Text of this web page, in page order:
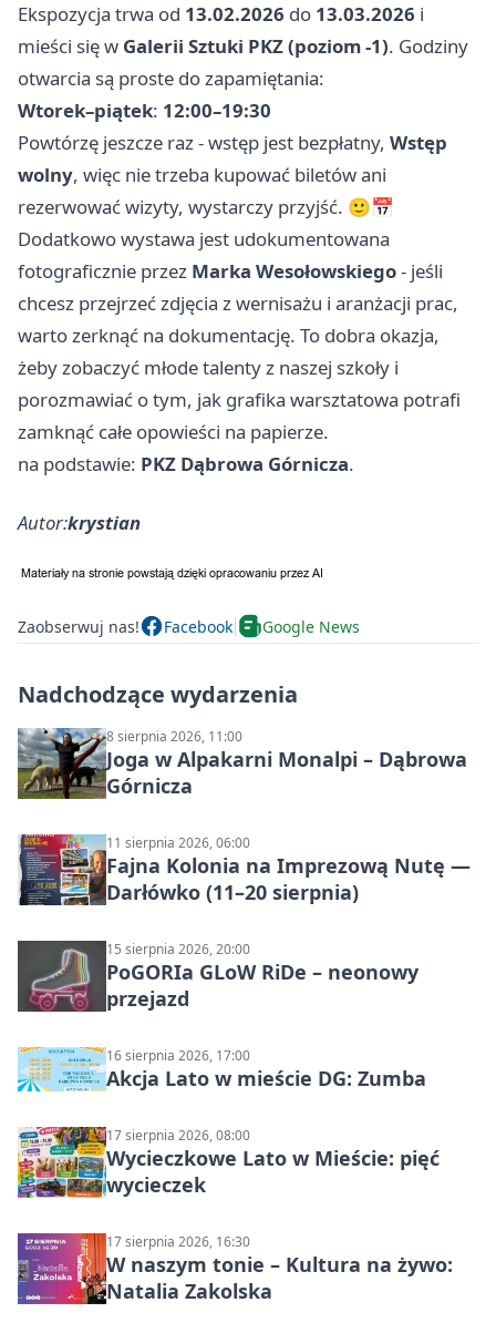
Ekspozycja trwa od 13.02.2026 do 13.03.2026 i
mieści się w Galerii Sztuki PKZ (poziom -1). Godziny
otwarcia są proste do zapamiętania:
Wtorek–piątek: 12:00–19:30
Powtórzę jeszcze raz - wstęp jest bezpłatny, Wstęp
wolny, więc nie trzeba kupować biletów ani
rezerwować wizyty, wystarczy przyjść. 🙂📅
Dodatkowo wystawa jest udokumentowana
fotograficznie przez Marka Wesołowskiego- jeśli
chcesz przejrzeć zdjęcia z wernisażu i aranżacji prac,
warto zerknąć na dokumentację. To dobra okazja,
żeby zobaczyć młode talenty z naszej szkoły i
porozmawiać o tym, jak grafika warsztatowa potrafi
zamknąć całe opowieści na papierze.
na podstawie: PKZ Dąbrowa Górnicza.
Autor:krystian
Zaobserwuj nas! Facebook Google News
Nadchodzące wydarzenia
8 sierpnia 2026, 11:00
Joga w Alpakarni Monalpi – Dąbrowa
Górnicza
11 sierpnia 2026, 06:00
Fajna Kolonia na Imprezową Nutę —
Darłówko (11–20 sierpnia)
15 sierpnia 2026, 20:00
PoGORIa GLoW RiDe – neonowy
przejazd
16 sierpnia 2026, 17:00
Akcja Lato w mieście DG: Zumba
17 sierpnia 2026, 08:00
Wycieczkowe Lato w Mieście: pięć
wycieczek
17 sierpnia 2026, 16:30
W naszym tonie – Kultura na żywo:
Natalia Zakolska